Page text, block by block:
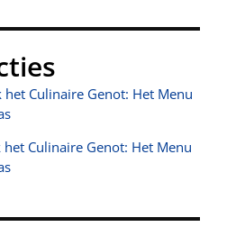
het Culinaire Genot: Het Menu
het Culinaire Genot: Het Menu